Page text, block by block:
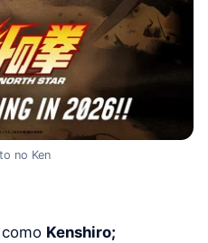
no Ken
como Kenshiro;